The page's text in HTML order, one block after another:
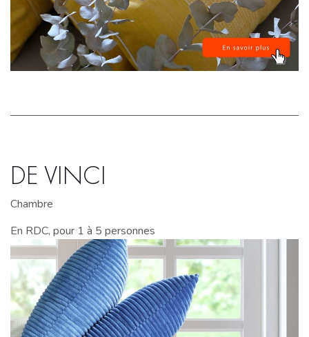
DE VINCI
Chambre
En RDC, pour 1 à 5 personnes